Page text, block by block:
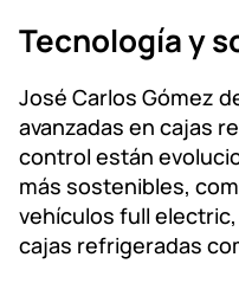
Tecnología y
José Carlos Gómez
avanzadas en cajas
control están
más sostenibles,
vehículos full
cajas refrigeradas